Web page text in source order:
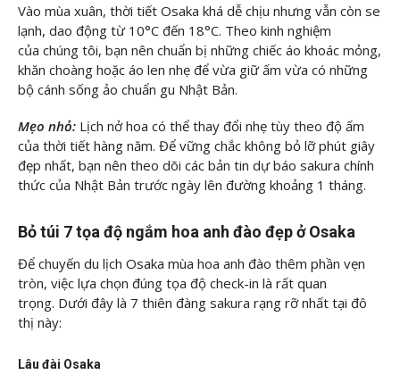
Vào mùa xuân, thời tiết Osaka khá dễ chịu nhưng vẫn còn se
lạnh, dao động từ 10°C đến 18°C. Theo kinh nghiệm
của chúng tôi, bạn nên chuẩn bị những chiếc áo khoác mỏng,
khăn choàng hoặc áo len nhẹ để vừa giữ ấm vừa có những
bộ cánh sống ảo chuẩn gu Nhật Bản.
Mẹo nhỏ: Lịch nở hoa có thể thay đổi nhẹ tùy theo độ ấm
của thời tiết hàng năm. Để vững chắc không bỏ lỡ phút giây
đẹp nhất, bạn nên theo dõi các bản tin dự báo sakura chính
thức của Nhật Bản trước ngày lên đường khoảng 1 tháng.
Bỏ túi 7 tọa độ ngắm hoa anh đào đẹp ở Osaka
Để chuyến du lịch Osaka mùa hoa anh đào thêm phần vẹn
tròn, việc lựa chọn đúng tọa độ check-in là rất quan
trọng. Dưới đây là 7 thiên đàng sakura rạng rỡ nhất tại đô
thị này:
Lâu đài Osaka